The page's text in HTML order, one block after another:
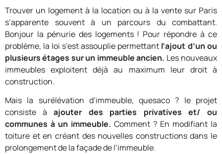
Trouver un logement à la location ou à la vente sur Paris
s’apparente souvent à un parcours du combattant.
Bonjour la pénurie des logements ! Pour répondre à ce
problème, la loi s’est assouplie permettant l’ajout d’un ou
plusieurs étages sur un immeuble ancien. Les nouveaux
immeubles exploitent déjà au maximum leur droit à
construction.
Mais la surélévation d’immeuble, quesaco ? le projet
consiste à ajouter des parties privatives et/ ou
communes à un immeuble. Comment ? En modifiant la
toiture et en créant des nouvelles constructions dans le
prolongement de la façade de l’immeuble.